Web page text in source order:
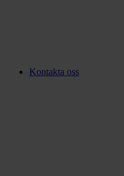
Kontakta oss